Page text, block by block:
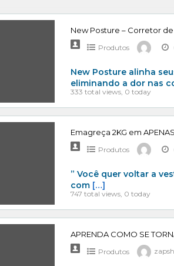
New Posture – Corretor de
Produtos
New Posture alinha
eliminando a dor nas
333 total views, 0 today
Emagreça 2KG em
Produtos
” Você quer voltar a
com […]
747 total views, 0 today
APRENDA COMO SE
Produtos